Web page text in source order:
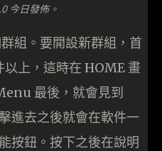
今日發佈。
組。要開設新群組，首
以上，這時在 HOME 畫
最後，就會見到
進去之後就會在軟件一
按鈕。按下之後在說明